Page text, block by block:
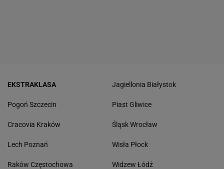
EKSTRAKLASA
Pogoń Szczecin
Cracovia Kraków
Lech Poznań
Raków Częstochowa
Jagiellonia Białystok
Piast Gliwice
Śląsk Wrocław
Wisła Płock
Widzew Łódź